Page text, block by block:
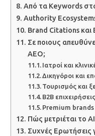
Από τα Keywords
Authority
Brand Citations
Σε ποιους
AEO;
Ιατροί και
Δικηγόροι και
Τουρισμός και
B2B επιχειρήσεις
Premium brands
Πώς μετριέται το
Συχνές Ερωτήσεις